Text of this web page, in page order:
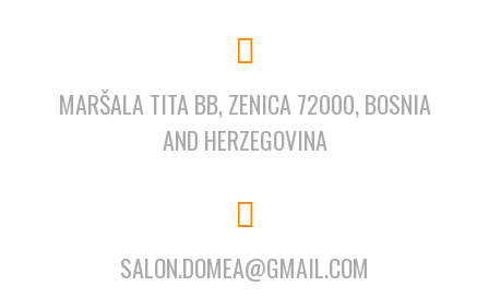
MARŠALA TITA BB, ZENICA 72000, BOSNIA
AND HERZEGOVINA
SALON.DOMEA@GMAIL.COM